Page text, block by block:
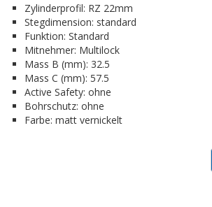
Zylinderprofil: RZ 22mm
Stegdimension: standard
Funktion: Standard
Mitnehmer: Multilock
Mass B (mm): 32.5
Mass C (mm): 57.5
Active Safety: ohne
Bohrschutz: ohne
Farbe: matt vernickelt